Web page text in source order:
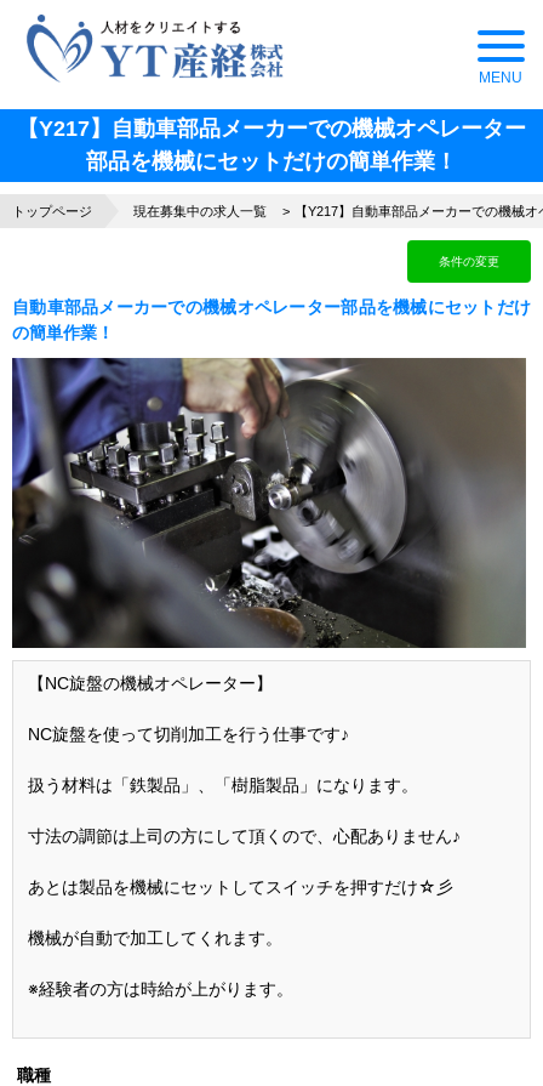
【Y217】自動車部品メーカーでの機械オペレーター
部品を機械にセットだけの簡単作業！
トップページ 現在募集中の求人一覧 【Y217】自動車部品メーカーでの機械
条件の変更
自動車部品メーカーでの機械オペレーター部品を機械にセットだけ
の簡単作業！
【NC旋盤の機械オペレーター】
NC旋盤を使って切削加工を行う仕事です♪
扱う材料は「鉄製品」、「樹脂製品」になります。
寸法の調節は上司の方にして頂くので、心配ありません♪
あとは製品を機械にセットしてスイッチを押すだけ☆彡
機械が自動で加工してくれます。
※経験者の方は時給が上がります。
職種